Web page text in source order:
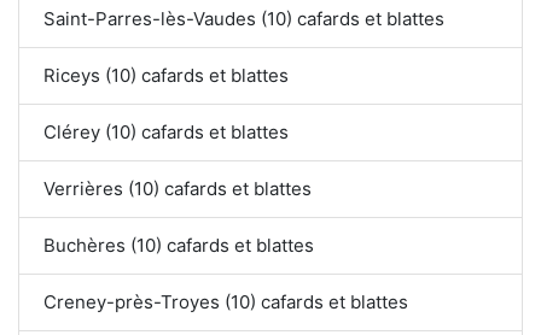
Saint-Parres-lès-Vaudes (10) cafards et blattes
Riceys (10) cafards et blattes
Clérey (10) cafards et blattes
Verrières (10) cafards et blattes
Buchères (10) cafards et blattes
Creney-près-Troyes (10) cafards et blattes